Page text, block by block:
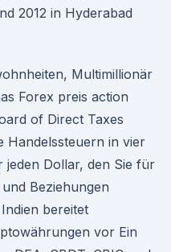
2012 in Hyderabad
Multimillionär
Forex preis action
of Direct Taxes
Handelssteuern in vier
jeden Dollar, den Sie für
Beziehungen
bereitet
vor Ein